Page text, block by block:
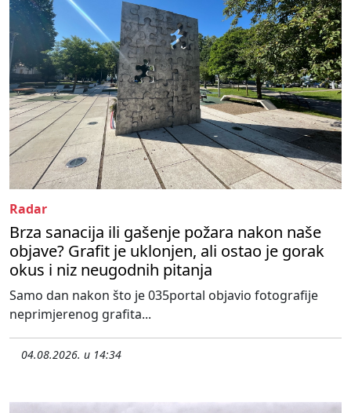
Radar
Brza sanacija ili gašenje požara nakon naše
objave? Grafit je uklonjen, ali ostao je gorak
okus i niz neugodnih pitanja
Samo dan nakon što je 035portal objavio fotografije
neprimjerenog grafita...
04.08.2026. u 14:34